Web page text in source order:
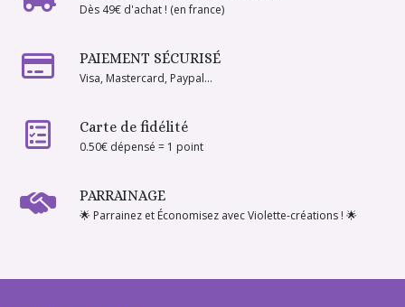
Dès 49€ d'achat ! (en france)
PAIEMENT SÉCURISÉ
Visa, Mastercard, Paypal...
Carte de fidélité
0.50€ dépensé = 1 point
PARRAINAGE
🌟 Parrainez et Économisez avec Violette-créations ! 🌟